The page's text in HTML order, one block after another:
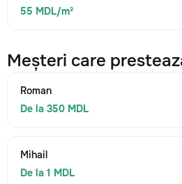
55 MDL/m²
Meșteri care
Roman
De la 350 MDL
Mihail
De la 1 MDL